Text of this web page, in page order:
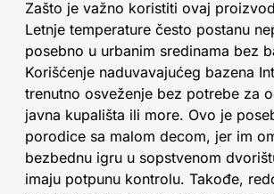
Zašto je važno koristiti ovaj proizvod
Letnje temperature često postanu
posebno u urbanim sredinama bez
Korišćenje naduvavajućeg bazena
trenutno osveženje bez potrebe za
javna kupališta ili more. Ovo je
porodice sa malom decom, jer im
bezbednu igru u sopstvenom
imaju potpunu kontrolu. Takođe,